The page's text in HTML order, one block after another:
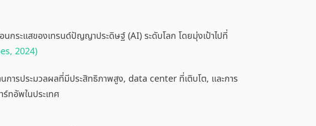
กระแสของเทรนด์ปัญญาประดิษฐ์ (AI) ระดับโลก โดยมุ่งเป้าไปที่
2024)
การประมวลผลที่มีประสิทธิภาพสูง, data center ที่เติบโต, และการ
ทอัพในประเทศ